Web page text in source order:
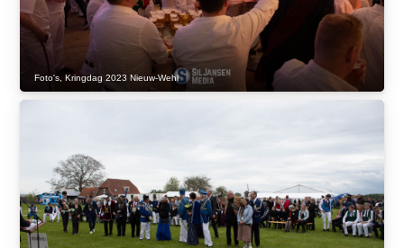
Foto's ,Kringdag 2023 Nieuw-Wehl